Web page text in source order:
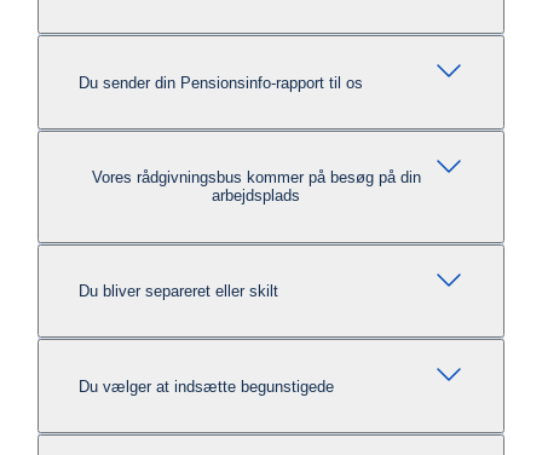
Du sender din Pensionsinfo-rapport til os
Vores rådgivningsbus kommer på besøg på din
arbejdsplads
Du bliver separeret eller skilt
Du vælger at indsætte begunstigede